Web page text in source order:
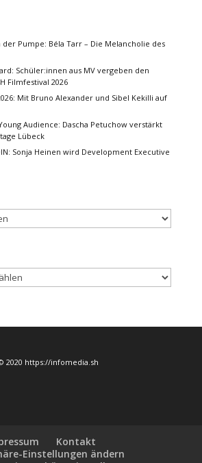
Pumpe: Béla Tarr – Die Melancholie des
Schüler:innen aus MV vergeben den
Filmfestival 2026
Mit Bruno Alexander und Sibel Kekilli auf
Audience: Dascha Petuchow verstärkt
Lübeck
Sonja Heinen wird Development Executive
2020 https://infomedia.sh
Kontakt
Einstellungen ändern